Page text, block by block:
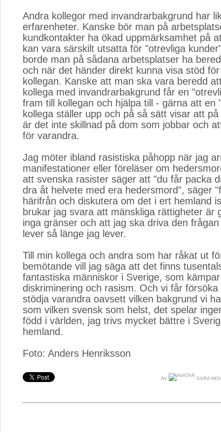
Andra kollegor med invandrarbakgrund har
erfarenheter. Kanske bör man på
kundkontakter ha ökad uppmärksamhet på
kan vara särskilt utsatta för "otrevliga
borde man på sådana arbetsplatser ha
och när det händer direkt kunna visa stöd
kollegan. Kanske att man ska vara beredd
kollega med invandrarbakgrund får en
fram till kollegan och hjälpa till - gärna att en
kollega ställer upp och på så sätt visar att
är det inte skillnad på dom som jobbar och
för varandra.
Jag möter ibland rasistiska påhopp när jag
manifestationer eller föreläser om
att svenska rasister säger att "du får packa
dra åt helvete med era hedersmord", säger
härifrån och diskutera om det i ert hemland
brukar jag svara att mänskliga rättigheter är
inga gränser och att jag ska driva den
lever så länge jag lever.
Till min kollega och andra som har råkat ut
bemötande vill jag säga att det finns
fantastiska människor i Sverige, som
diskriminering och rasism. Och vi får
stödja varandra oavsett vilken bakgrund vi
som vilken svensk som helst, det spelar
född i världen, jag trivs mycket bättre i
hemland.
Foto: Anders Henriksson
AV SARA